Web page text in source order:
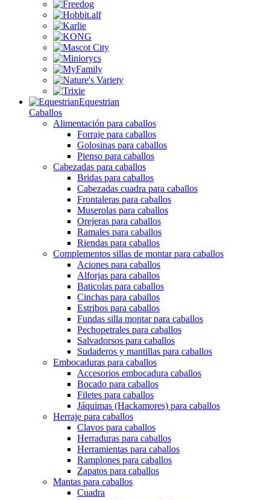
Equestrian
Caballos
Alimentación para caballos
Forraje para caballos
Golosinas para caballos
Pienso para caballos
Cabezadas para caballos
Bridas para caballos
Cabezadas cuadra para caballos
Frontaleras para caballos
Muserolas para caballos
Orejeras para caballos
Ramales para caballos
Riendas para caballos
Complementos sillas de montar para caballos
Aciones para caballos
Alforjas para caballos
Baticolas para caballos
Cinchas para caballos
Estribos para caballos
Fundas silla montar para caballos
Pechopetrales para caballos
Salvadorsos para caballos
Sudaderos y mantillas para caballos
Embocaduras para caballos
Accesorios embocadura caballos
Bocado para caballos
Filetes para caballos
Jáquimas (Hackamores) para caballos
Herraje para caballos
Clavos para caballos
Herraduras para caballos
Herramientas para caballos
Ramplones para caballos
Zapatos para caballos
Mantas para caballos
Cuadra